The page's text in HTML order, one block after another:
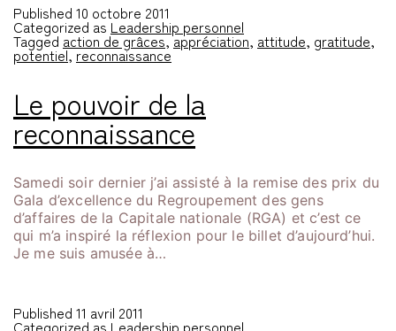
Published 10 octobre 2011
Categorized as Leadership personnel
Tagged action de grâces,appréciation, attitude, gratitude,
potentiel,reconnaissance
Le pouvoir de la
reconnaissance
Samedi soir dernier j’ai assisté à la remise des prix du
Gala d’excellence du Regroupement des gens
d’affaires de la Capitale nationale (RGA) et c’est ce
qui m’a inspiré la réflexion pour le billet d’aujourd’hui.
Je me suis amusée à…
Published 11 avril 2011
Categorized as Leadership personnel